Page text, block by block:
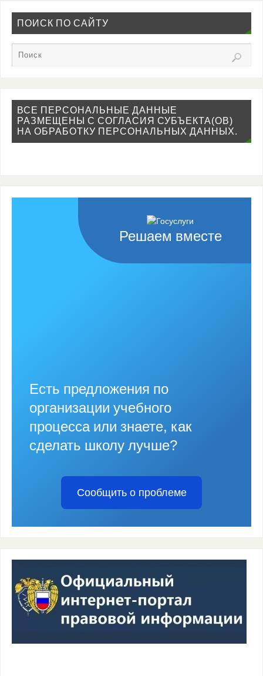
ПОИСК ПО САЙТУ
ВСЕ ПЕРСОНАЛЬНЫЕ ДАННЫЕ
РАЗМЕЩЕНЫ С СОГЛАСИЯ СУБЪЕКТА(ОВ)
НА ОБРАБОТКУ ПЕРСОНАЛЬНЫХ ДАННЫХ.
Решаем вместе
Есть предложения по
организации учебного
процесса или знаете, как
сделать школу лучше?
Сообщить о проблеме